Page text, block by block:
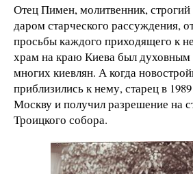
Отец Пимен, молитвенник, строгий
даром старческого рассуждения,
просьбы каждого приходящего к
храм на краю Киева был
многих киевлян. А когда
приблизились к нему, старец в
Москву и получил разрешение на
Троицкого собора.